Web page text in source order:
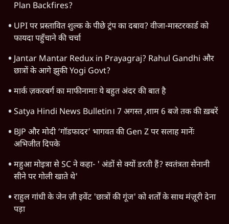
Plan Backfires?
UPI पर प्रस्तावित शुल्क के पीछे ट्रंप का दबाव? वीजा-मास्टरकार्ड को
फायदा पहुँचाने की चर्चा
Jantar Mantar Redux in Prayagraj? Rahul Gandhi और
छात्रों के आगे झुकी Yogi Govt?
मार्क ज़करबर्ग का माफीनामाः ये बहुत अंदर की बात है
Satya Hindi News Bulletin। 7 अगस्त ,शाम 6 बजे तक की ख़बरें
BJP और मोदी ‘गॉडफादर’ भागवत की Gen Z पर सलाह मानेंः
अभिजीत दिपके
महुआ मोइत्रा से SC ने कहा- ' अंडों से क्यों डरती हैं? स्वतंत्रता सेनानी
सीने पर गोली खाते थे'
राहुल गांधी के जेन ज़ी इवेंट 'छात्रों की गूंज' को शर्तों के साथ मंज़ूरी देना
पड़ा